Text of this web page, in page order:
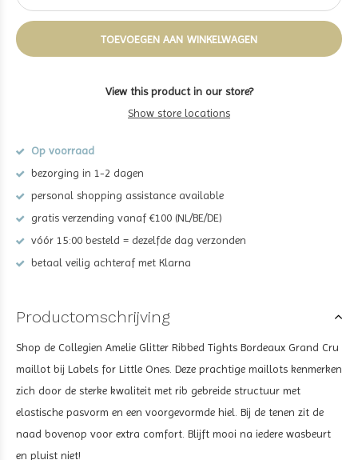
TOEVOEGEN AAN WINKELWAGEN
View this product in our store?
Show store locations
Op voorraad
bezorging in 1-2 dagen
personal shopping assistance available
gratis verzending vanaf €100 (NL/BE/DE)
vóór 15:00 besteld = dezelfde dag verzonden
betaal veilig achteraf met Klarna
Productomschrijving
Shop de Collegien Amelie Glitter Ribbed Tights Bordeaux Grand Cru
maillot bij Labels for Little Ones. Deze prachtige maillots kenmerken
zich door de sterke kwaliteit met rib gebreide structuur met
elastische pasvorm en een voorgevormde hiel. Bij de tenen zit de
naad bovenop voor extra comfort. Blijft mooi na iedere wasbeurt
en pluist niet!